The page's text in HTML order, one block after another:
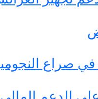
النجومية